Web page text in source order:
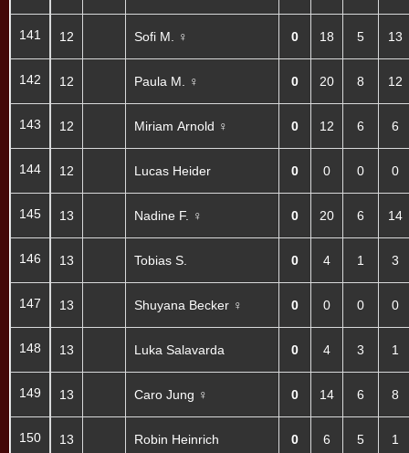
141
142
143
144
145
146
147
148
149
150
12 Sofi M. ♀ 0 18 5 13
12 Paula M. ♀ 0 20 8 12
12 Miriam Arnold ♀ 0 12 6 6
12 Lucas Heider 0 0 0 0
13 Nadine F. ♀ 0 20 6 14
13 Tobias S. 0 4 1 3
13 Shuyana Becker ♀ 0 0 0 0
13 Luka Salavarda 0 4 3 1
13 Caro Jung ♀ 0 14 6 8
13 Robin Heinrich 0 6 5 1